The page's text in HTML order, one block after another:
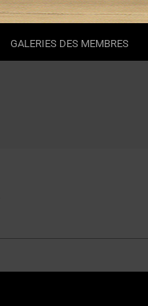
GALERIES DES MEMBRES